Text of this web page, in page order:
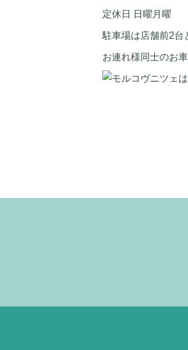
定休日 日曜月曜
駐車場は店舗前2台
お連れ様同士のお